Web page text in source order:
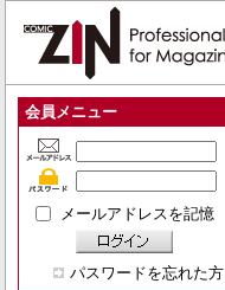
会員メニュー
メールアドレスを記憶
パスワードを忘れた方